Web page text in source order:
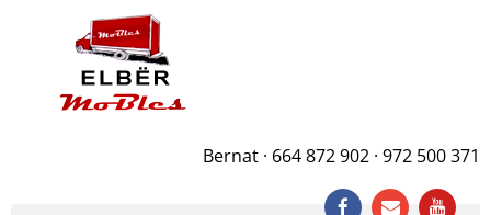
Bernat · 664 872 902 · 972 500 371